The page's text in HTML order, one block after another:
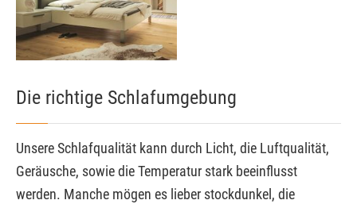
Die richtige Schlafumgebung
Unsere Schlafqualität kann durch Licht, die Luftqualität,
Geräusche, sowie die Temperatur stark beeinflusst
werden. Manche mögen es lieber stockdunkel, die